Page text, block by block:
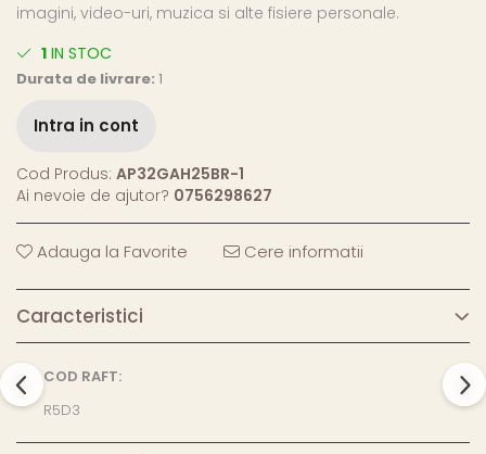
imagini, video-uri, muzica si alte fisiere personale.
1 IN STOC
Durata de livrare: 1
Intra in cont
Cod Produs: AP32GAH25BR-1
Ai nevoie de ajutor? 0756298627
Adauga la Favorite Cere informatii
Caracteristici
COD RAFT:
R5D3